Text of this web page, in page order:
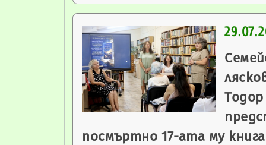
посмъртно 17-ата му книга